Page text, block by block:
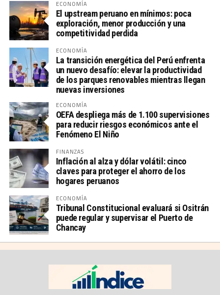
ECONOMÍA
El upstream peruano en mínimos: poca
exploración, menor producción y una
competitividad perdida
ECONOMÍA
La transición energética del Perú enfrenta
un nuevo desafío: elevar la productividad
de los parques renovables mientras llegan
nuevas inversiones
ECONOMÍA
OEFA despliega más de 1.100 supervisiones
para reducir riesgos económicos ante el
Fenómeno El Niño
FINANZAS
Inflación al alza y dólar volátil: cinco
claves para proteger el ahorro de los
hogares peruanos
ECONOMÍA
Tribunal Constitucional evaluará si Ositrán
puede regular y supervisar el Puerto de
Chancay